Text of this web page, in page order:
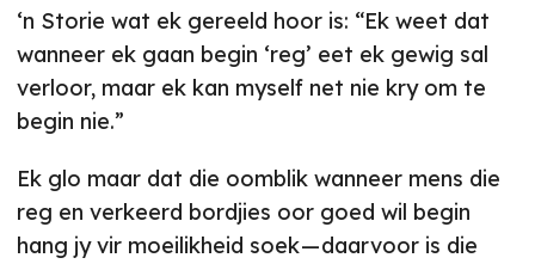
‘n Storie wat ek gereeld hoor is: “Ek weet dat
wanneer ek gaan begin ‘reg’ eet ek gewig sal
verloor, maar ek kan myself net nie kry om te
begin nie.”
Ek glo maar dat die oomblik wanneer mens die
reg en verkeerd bordjies oor goed wil begin
hang jy vir moeilikheid soek — daarvoor is die